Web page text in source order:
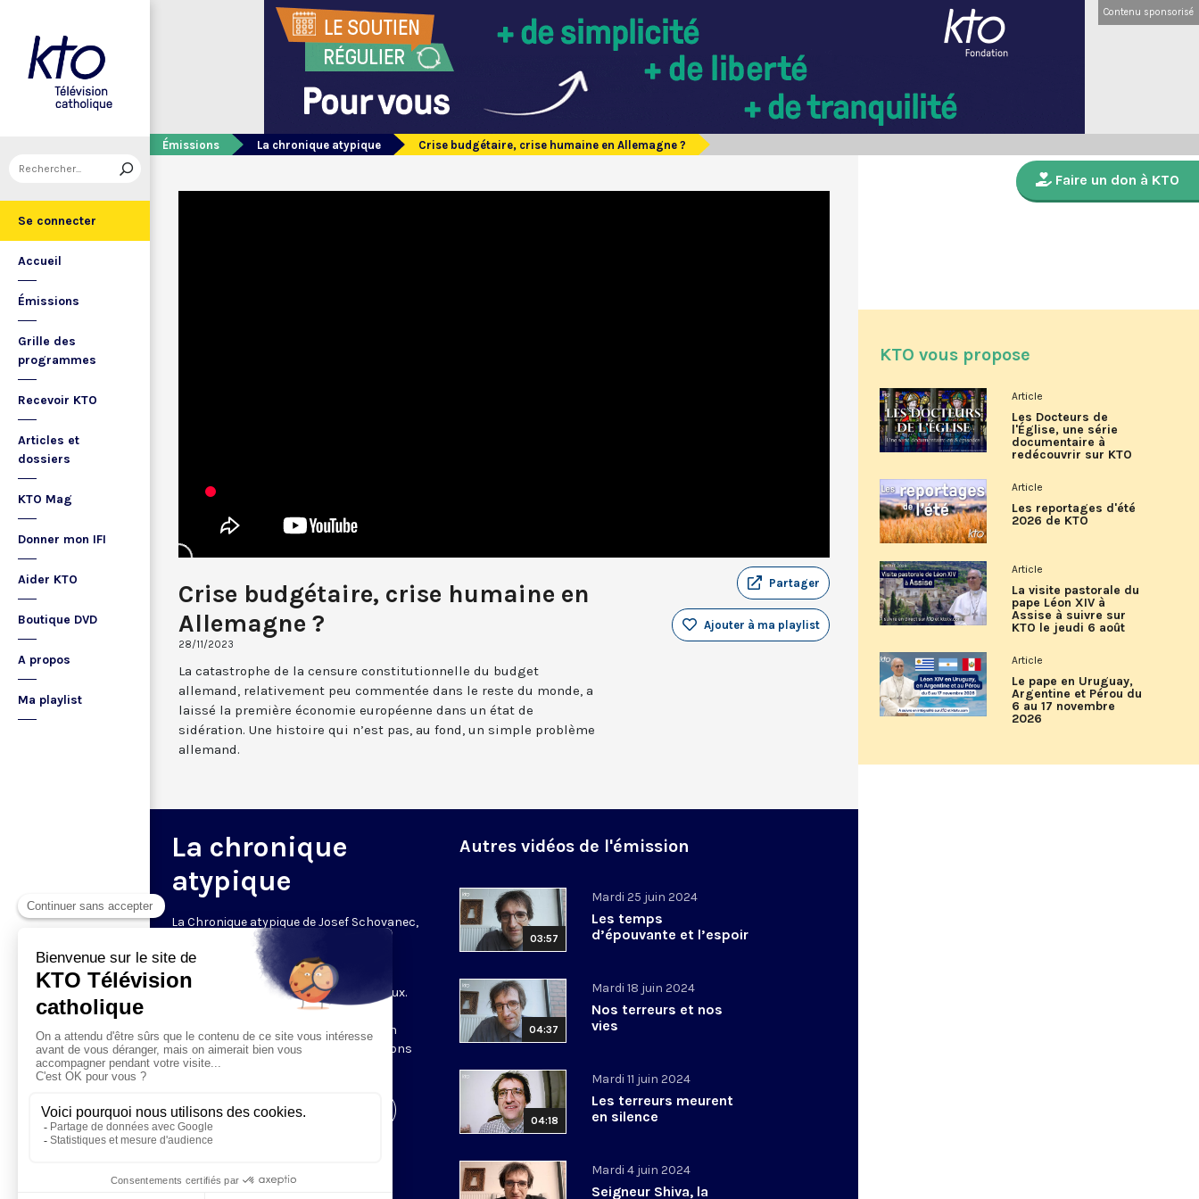
Se connecter
Accueil
Émissions
Grille des
programmes
Recevoir KTO
Articles et
dossiers
KTO Mag
Donner mon IFI
Aider KTO
Boutique DVD
A propos
Ma playlist
Contenu sponsorisé
Émissions La chronique atypique Crise budgétaire, crise humaine en Allemagne ?
Crise budgétaire, crise humaine en
Allemagne ?
28/11/2023
Partager
Ajouter à ma playlist
La catastrophe de la censure constitutionnelle du budget
allemand, relativement peu commentée dans le reste du monde, a
laissé la première économie européenne dans un état de
sidération. Une histoire qui n’est pas, au fond, un simple problème
allemand.
La chronique
atypique
La Chronique atypique de Josef Schovanec,
un regard décalé
Le mardi • 20h30 • 6 min
Josef Schovanec est autiste et malicieux.
Chaque semaine, il observe les
comportements des « normaux » et en
dévoile les étrangetés dont nous n’avions
pas conscience.
Visiter la page de l'émission
Autres vidéos de l'émission
03:57
Mardi 25 juin 2024
Les temps
d’épouvante et l’espoir
04:37
Mardi 18 juin 2024
Nos terreurs et nos
vies
04:18
Mardi 11 juin 2024
Les terreurs meurent
en silence
Mardi 4 juin 2024
Seigneur Shiva, la
Faire un don à KTO
KTO vous propose
Article
Les Docteurs de
l'Église, une série
documentaire à
redécouvrir sur KTO
Article
Les reportages d'été
2026 de KTO
Article
La visite pastorale du
pape Léon XIV à
Assise à suivre sur
KTO le jeudi 6 août
Article
Le pape en Uruguay,
Argentine et Pérou du
6 au 17 novembre
2026